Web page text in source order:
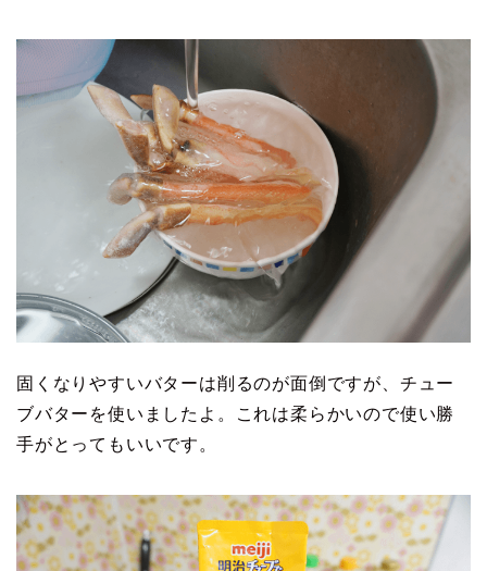
固くなりやすいバターは削るのが面倒ですが、チュー
ブバターを使いましたよ。これは柔らかいので使い勝
手がとってもいいです。